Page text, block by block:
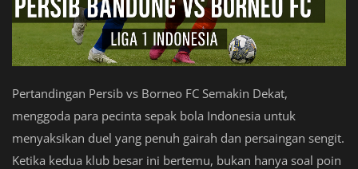
Pertandingan Persib vs Borneo FC Semakin Dekat,
menggoda para pecinta sepak bola Indonesia untuk
menyaksikan duel yang penuh gairah dan persaingan sengit.
Ketika kedua klub besar ini bertemu, bukan hanya soal poin